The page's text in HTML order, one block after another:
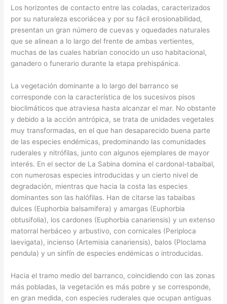
Los horizontes de contacto entre las coladas, caracterizados
por su naturaleza escoriácea y por su fácil erosionabilidad,
presentan un gran número de cuevas y oquedades naturales
que se alinean a lo largo del frente de ambas vertientes,
muchas de las cuales habrían conocido un uso habitacional,
ganadero o funerario durante la etapa prehispánica.
La vegetación dominante a lo largo del barranco se
corresponde con la característica de los sucesivos pisos
bioclimáticos que atraviesa hasta alcanzar el mar. No obstante
y debido a la acción antrópica, se trata de unidades vegetales
muy transformadas, en el que han desaparecido buena parte
de las especies endémicas, predominando las comunidades
ruderales y nitrófilas, junto con algunos ejemplares de mayor
interés. En el sector de La Sabina domina el cardonal-tabaibal,
con numerosas especies introducidas y un cierto nivel de
degradación, mientras que hacia la costa las especies
dominantes son las halófilas. Han de citarse las tabaibas
dulces (Euphorbia balsamifera) y amargas (Euphorbia
obtusifolia), los cardones (Euphorbia canariensis) y un extenso
matorral herbáceo y arbustivo, con cornicales (Periploca
laevigata), incienso (Artemisia canariensis), balos (Ploclama
pendula) y un sinfín de especies endémicas o introducidas.
Hacia el tramo medio del barranco, coincidiendo con las zonas
más pobladas, la vegetación es más pobre y se corresponde,
en gran medida, con especies ruderales que ocupan antiguas